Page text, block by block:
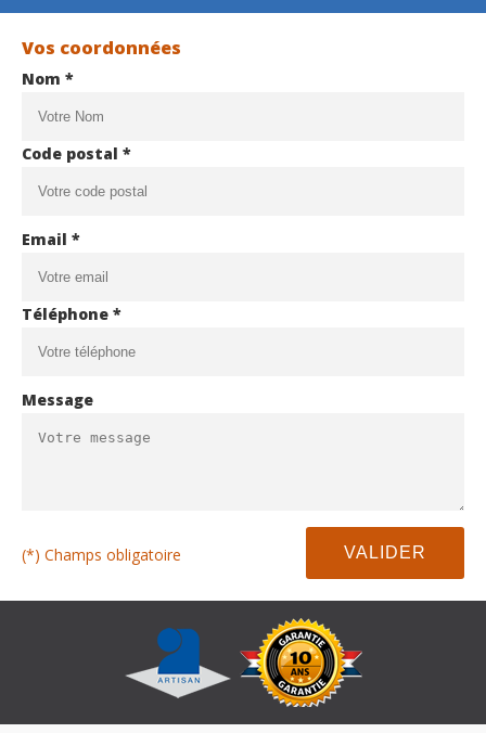
Vos coordonnées
Nom *
Code postal *
Email *
Téléphone *
Message
(*) Champs obligatoire